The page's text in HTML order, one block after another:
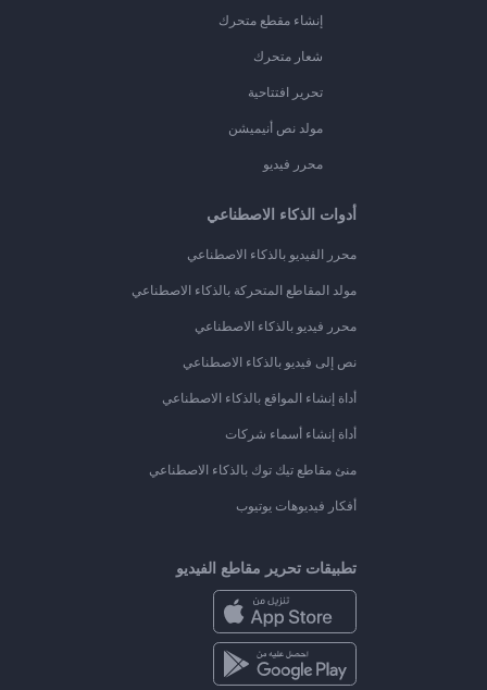
إنشاء مقطع متحرك
شعار متحرك
تحرير افتتاحية
مولد نص أنيميشن
محرر فيديو
أدوات الذكاء الاصطناعي
محرر الفيديو بالذكاء الاصطناعي
مولد المقاطع المتحركة بالذكاء الاصطناعي
محرر فيديو بالذكاء الاصطناعي
نص إلى فيديو بالذكاء الاصطناعي
أداة إنشاء المواقع بالذكاء الاصطناعي
أداة إنشاء أسماء شركات
منئ مقاطع تيك توك بالذكاء الاصطناعي
أفكار فيديوهات يوتيوب
تطبيقات تحرير مقاطع الفيديو